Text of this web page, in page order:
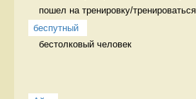
пошел на тренировку/
беспутный
бестолковый человек